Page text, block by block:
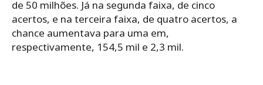
de 50 milhões. Já na segunda faixa, de cinco
acertos, e na terceira faixa, de quatro acertos, a
chance aumentava para uma em,
respectivamente, 154,5 mil e 2,3 mil.